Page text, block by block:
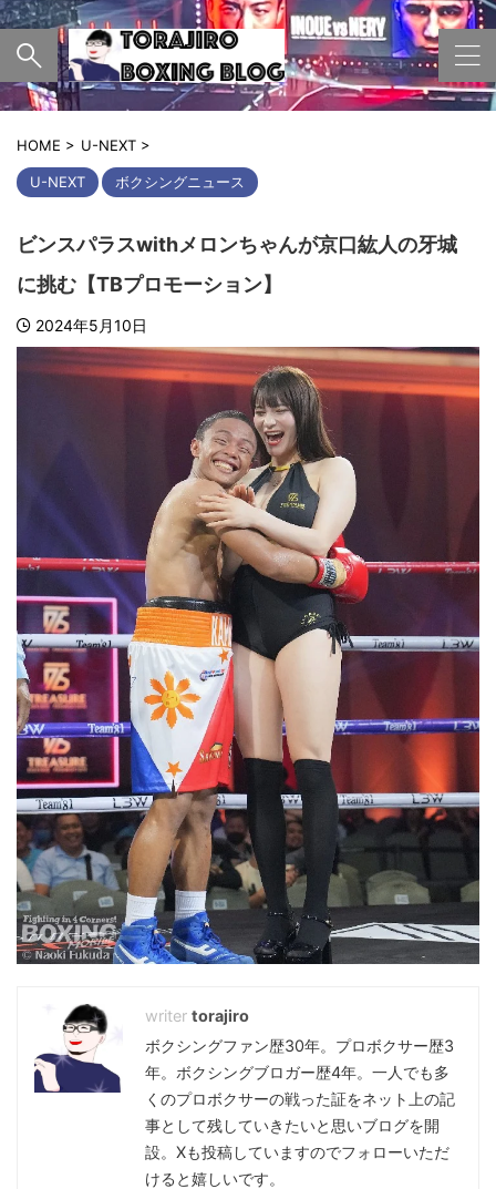
HOME > U-NEXT >
U-NEXT ボクシングニュース
ビンスパラスwithメロンちゃんが京口紘人の牙城
に挑む【TBプロモーション】
2024年5月10日
torajiro
ボクシングファン歴30年。プロボクサー歴3
年。ボクシングブロガー歴4年。一人でも多
くのプロボクサーの戦った証をネット上の記
事として残していきたいと思いブログを開
設。Xも投稿していますのでフォローいただ
けると嬉しいです。